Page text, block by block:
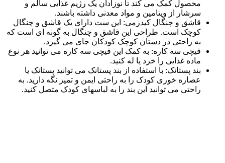
محصول کمک می کند تا نوزادان یک رژیم غذایی سالم و
سرشار از ویتامین و مواد معدنی داشته باشند.
قاشق و چنگال کیدزمی: این ست دارای یک قاشق و چنگال
کوچک است. طراحی این قاشق و چنگال به گونه ای است که
به راحتی در دستان کوچک کودکان جای می گیرد.
قیچی سه کاره: به کمک این قیچی سه کاره می توانید هر نوع
ماده غذایی را خرد یا له کنید.
بند پستانک: با استفاده از بند پستانک می توانید پستانک یا
عصاره خوری کودک را به راحتی ایمن و تمیز نگه دارید. به
راحتی می توانید این بند را به لباسهای کودک متصل کنید.